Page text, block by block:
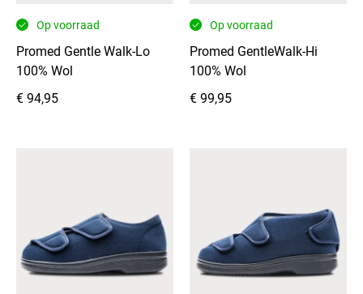
en
hiel
zijn
uit
voor
extra
ondersteuning.
Op voorraad
Promed Gentle Walk-Lo
100% Wol
€94,95
Op voorraad
Promed GentleWalk-Hi
100% Wol
€99,95